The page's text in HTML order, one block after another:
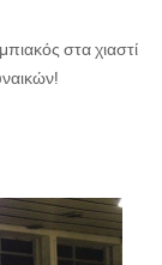
στα χιαστί